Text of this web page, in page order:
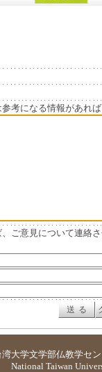
考になる情報があれ
ご意見について連絡
湾大学文学部仏教学セ
National Taiwan